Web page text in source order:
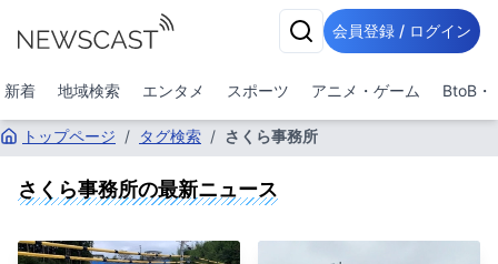
会員登録 / ログイン
新着 地域検索 エンタメ スポーツ アニメ・ゲーム BtoB・
トップページ / タグ検索 / さくら事務所
さくら事務所の最新ニュース